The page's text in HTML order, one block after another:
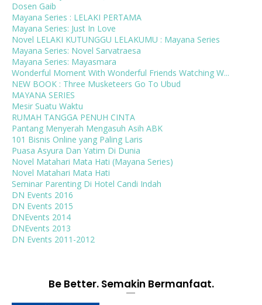
Dosen Gaib
Mayana Series : LELAKI PERTAMA
Mayana Series: Just In Love
Novel LELAKI KUTUNGGU LELAKUMU : Mayana Series
Mayana Series: Novel Sarvatraesa
Mayana Series: Mayasmara
Wonderful Moment With Wonderful Friends Watching W...
NEW BOOK : Three Musketeers Go To Ubud
MAYANA SERIES
Mesir Suatu Waktu
RUMAH TANGGA PENUH CINTA
Pantang Menyerah Mengasuh Asih ABK
101 Bisnis Online yang Paling Laris
Puasa Asyura Dan Yatim Di Dunia
Novel Matahari Mata Hati (Mayana Series)
Novel Matahari Mata Hati
Seminar Parenting Di Hotel Candi Indah
DN Events 2016
DN Events 2015
DNEvents 2014
DNEvents 2013
DN Events 2011-2012
Be Better. Semakin Bermanfaat.